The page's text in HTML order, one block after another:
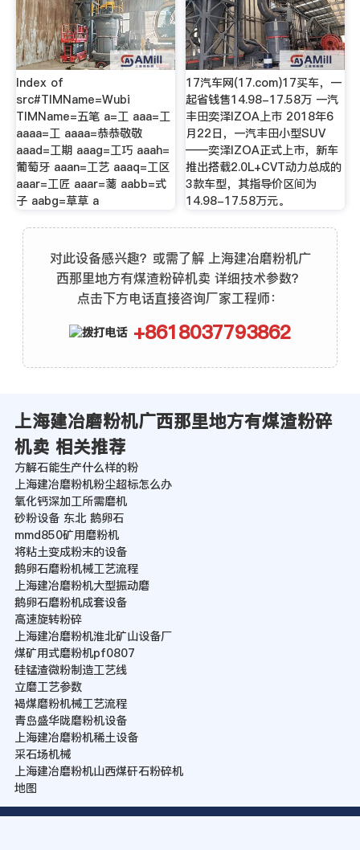
Index of
src#TIMName=Wubi
TIMName=五笔 a=工 aaa=工
aaaa=工 aaaa=恭恭敬敬
aaad=工期 aaag=工巧 aaah=
葡萄牙 aaan=工艺 aaaq=工区
aaar=工匠 aaar=菚 aabb=式
子 aabg=草草 a
17汽车网(17.com)17买车，一
起省钱售14.98-17.58万 一汽
丰田奕泽IZOA上市 2018年6
月22日，一汽丰田小型SUV
——奕泽IZOA正式上市，新车
推出搭载2.0L+CVT动力总成的
3款车型，其指导价区间为
14.98-17.58万元。
对此设备感兴趣？或需了解 上海建冶磨粉机广
西那里地方有煤渣粉碎机卖 详细技术参数？
点击下方电话直接咨询厂家工程师：
+8618037793862
上海建冶磨粉机广西那里地方有煤渣粉碎
机卖 相关推荐
方解石能生产什么样的粉
上海建冶磨粉机粉尘超标怎么办
氧化钙深加工所需磨机
砂粉设备 东北 鹅卵石
mmd850矿用磨粉机
将粘土变成粉末的设备
鹅卵石磨粉机械工艺流程
上海建冶磨粉机大型振动磨
鹅卵石磨粉机成套设备
高速旋转粉碎
上海建冶磨粉机淮北矿山设备厂
煤矿用式磨粉机pf0807
硅锰渣微粉制造工艺线
立磨工艺参数
褐煤磨粉机械工艺流程
青岛盛华陇磨粉机设备
上海建冶磨粉机稀土设备
采石场机械
上海建冶磨粉机山西煤矸石粉碎机
地图